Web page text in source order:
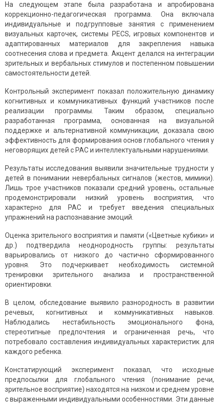
На следующем этапе была разработана и апробирована
коррекционно-педагогическая программа. Она включала
индивидуальные и подгрупповые занятия с применением
визуальных карточек, системы PECS, игровых компонентов и
адаптированных материалов для закрепления навыка
соотнесения слова и предмета. Акцент делался на интеграции
зрительных и вербальных стимулов и постепенном повышении
самостоятельности детей.
Контрольный эксперимент показал положительную динамику
когнитивных и коммуникативных функций участников после
реализации программы. Таким образом, специально
разработанная программа, основанная на визуальной
поддержке и альтернативной коммуникации, доказала свою
эффективность для формирования основ глобального чтения у
неговорящих детей с РАС и интеллектуальными нарушениями.
Результаты исследования выявили значительные трудности у
детей в понимании невербальных сигналов (жестов, мимики).
Лишь трое участников показали средний уровень, остальные
продемонстрировали низкий уровень восприятия, что
характерно для РАС и требует введения специальных
упражнений на распознавание эмоций.
Оценка зрительного восприятия и памяти («Цветные кубики» и
др.) подтвердила неоднородность группы: результаты
варьировались от низкого до частично сформированного
уровня. Это подчеркивает необходимость системной
тренировки зрительного анализа и пространственной
ориентировки.
В целом, обследование выявило разнородность в развитии
речевых, когнитивных и коммуникативных навыков.
Наблюдались нестабильность эмоционального фона,
стереотипные предпочтения и ограниченная речь, что
потребовало составления индивидуальных характеристик для
каждого ребенка.
Констатирующий эксперимент показал, что исходные
предпосылки для глобального чтения (понимание речи,
зрительное восприятие) находятся на низком и среднем уровне
с выраженными индивидуальными особенностями. Эти данные